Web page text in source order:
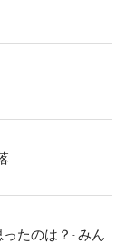
ったのは？- みん